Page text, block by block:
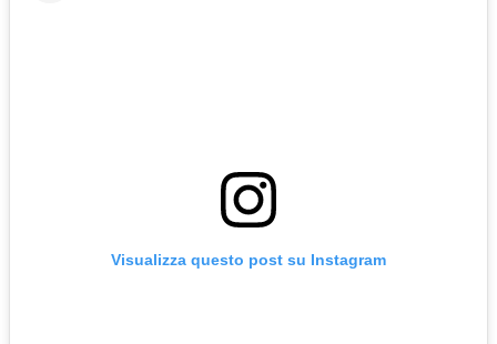
Visualizza questo post su Instagram